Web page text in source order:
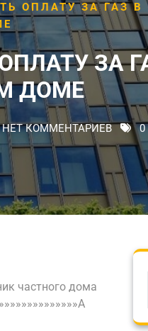
ОПЛАТУ ЗА ГАЗ
ЗА
ДОМЕ
НЕТ КОММЕНТАРИЕВ 0
частного дома